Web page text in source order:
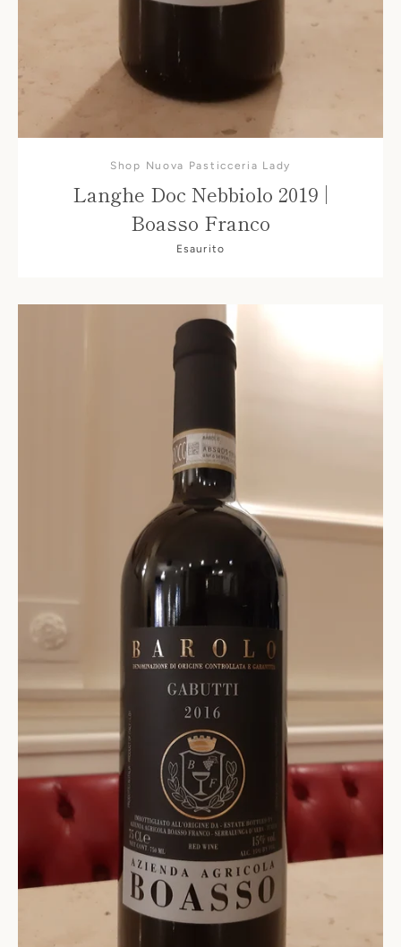
Shop Nuova Pasticceria Lady
Langhe Doc Nebbiolo 2019 |
Boasso Franco
Esaurito